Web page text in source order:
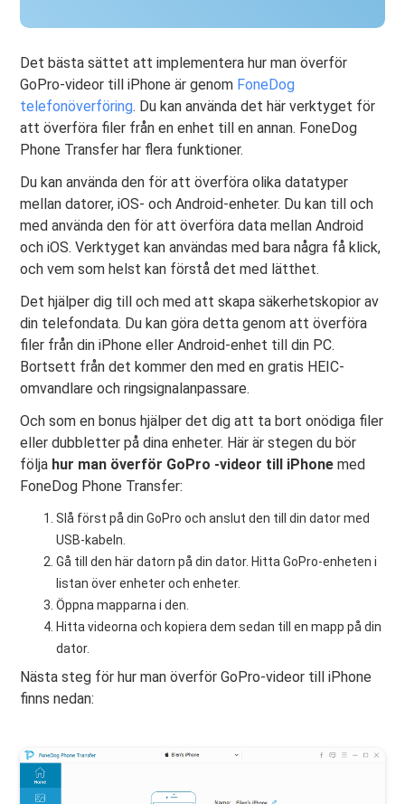
Det bästa sättet att implementera hur man överför
GoPro-videor till iPhone är genom FoneDog
telefonöverföring. Du kan använda det här verktyget för
att överföra filer från en enhet till en annan. FoneDog
Phone Transfer har flera funktioner.
Du kan använda den för att överföra olika datatyper
mellan datorer, iOS- och Android-enheter. Du kan till och
med använda den för att överföra data mellan Android
och iOS. Verktyget kan användas med bara några få klick,
och vem som helst kan förstå det med lätthet.
Det hjälper dig till och med att skapa säkerhetskopior av
din telefondata. Du kan göra detta genom att överföra
filer från din iPhone eller Android-enhet till din PC.
Bortsett från det kommer den med en gratis HEIC-
omvandlare och ringsignalanpassare.
Och som en bonus hjälper det dig att ta bort onödiga filer
eller dubbletter på dina enheter. Här är stegen du bör
följa hur man överför GoPro -videor till iPhone med
FoneDog Phone Transfer:
Slå först på din GoPro och anslut den till din dator med
USB-kabeln.
Gå till den här datorn på din dator. Hitta GoPro-enheten i
listan över enheter och enheter.
Öppna mapparna i den.
Hitta videorna och kopiera dem sedan till en mapp på din
dator.
Nästa steg för hur man överför GoPro-videor till iPhone
finns nedan: